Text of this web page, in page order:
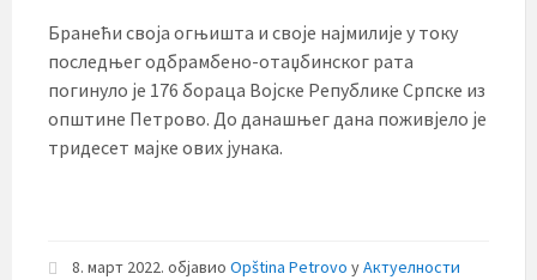
Бранећи своја огњишта и своје најмилије у току
последњег одбрамбено-отаџбинског рата
погинуло је 176 бораца Војске Републике Српске из
општине Петрово. До данашњег дана поживјело је
тридесет мајке ових јунака.
8. март 2022. објавио Opština Petrovo уАктуелности